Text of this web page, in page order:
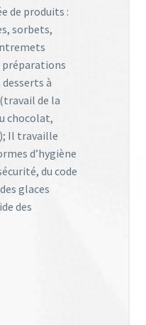
de produits :
sorbets,
desserts à
de la
chocolat,
Il travaille
d’hygiène
du code
glaces
des